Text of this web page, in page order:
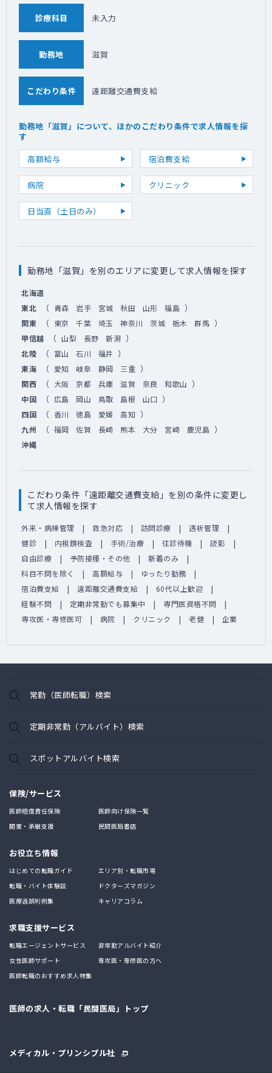
診療科目 未入力
勤務地 滋賀
こだわり条件 遠距離交通費支給
勤務地「滋賀」について、ほかのこだわり条件で求人情報を探
す
高額給与
宿泊費支給
病院 クリニック
日当直（土日のみ）
勤務地「滋賀」を別のエリアに変更して求人情報を探す
北海道
東北
（ 青森 岩手 宮城 秋田 山形 福島 ）
関東 （ 東京 千葉 埼玉 神奈川 茨城 栃木 群馬 ）
甲信越 （ 山梨 長野 新潟 ）
北陸 （ 富山 石川 福井 ）
東海 （ 愛知 岐阜 静岡 三重 ）
関西 （ 大阪 京都 兵庫 滋賀 奈良 和歌山 ）
中国 （ 広島 岡山 鳥取 島根 山口 ）
四国 （ 香川 徳島 愛媛 高知 ）
九州 （ 福岡 佐賀 長崎 熊本 大分 宮崎 鹿児島 ）
沖縄
こだわり条件「遠距離交通費支給」を別の条件に変更し
て求人情報を探す
外来・病棟管理 救急対応 訪問診療
透析管理
健診
内視鏡検査 手術/治療 往診待機
読影
自由診療
予防接種・その他
新着のみ
科目不問を除く
高額給与
ゆったり勤務
宿泊費支給
遠距離交通費支給
60代以上歓迎
経験不問
定期非常勤でも募集中
専門医資格不問
専攻医・専修医可
病院 クリニック 老健 企業
常勤（医師転職）検索
定期非常勤（アルバイト）検索
スポットアルバイト検索
保険/サービス
医師賠償責任保険
医師向け保険一覧
開業・承継支援
民間医局書店
お役立ち情報
はじめての転職ガイド
エリア別・転職市場
転職・バイト体験談
ドクターズマガジン
医療過誤判例集
キャリアコラム
求職支援サービス
転職エージェントサービス
非常勤アルバイト紹介
女性医師サポート
専攻医・専修医の方へ
医師転職のおすすめ求人特集
医師の求人・転職「民間医局」トップ
メディカル・プリンシプル社